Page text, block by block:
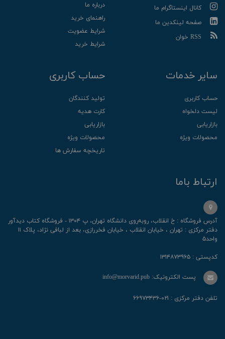
کانال اینستاگرام ما
صفحه لینکدین ما
RSS خوان
درباره ما
راهنمای خرید
شرایط عضویت
شرایط خرید
سایر خدمات
حساب کاربری
لیست دلخواه
بازاریابی
محصولات ویژه
حساب کاربری
تولید کنندگان
کارت هدیه
بازاریابی
محصولات ویژه
تاریخچه سفارش ها
ارتباط باما
آدرس فروشگاه : خ انقلاب، رو‌به‌روی دانشگاه تهران، پ ۱۳۰۴ - فروشگاه کتاب دیدآور
دفتر مرکزی : تهران ، خیابان انقلاب ، خیابان فخررازی، بعد از لبافی نژاد، پلاک ۱۱
واحد۵
کدپستی : ۱۳۱۴۸۷۳۹۶۵
پست الکترونیک: info@morvarid.pub
تلفن دفتر مرکزی : ۰۲۱-۶۶۹۷۳۴۳۶